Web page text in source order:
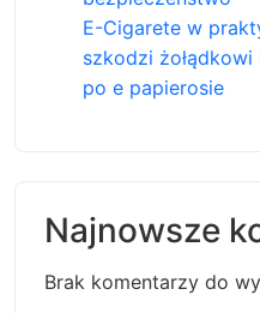
E-Cigarete w
szkodzi
po e papierosie
Najnowsze
Brak komentarzy do